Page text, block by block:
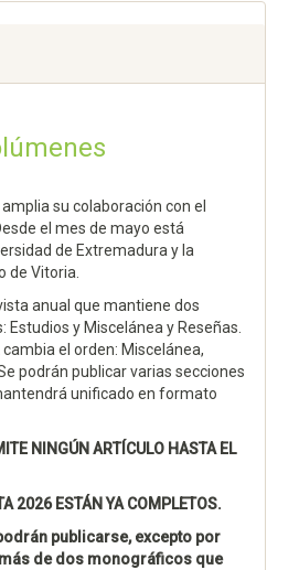
amplia su colaboración con el
el mes de mayo está
de Extremadura y la
de Vitoria.
anual que mantiene dos
Estudios y Miscelánea y Reseñas.
el orden: Miscelánea,
podrán publicar varias secciones
unificado en formato
NINGÚN ARTÍCULO HASTA EL
2026 ESTÁN YA COMPLETOS.
publicarse, excepto por
de dos monográficos que